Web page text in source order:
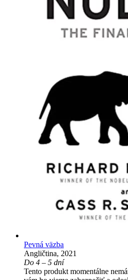
Pevná väzba
Angličtina, 2021
Do 4 – 5 dní
Tento produkt momentálne